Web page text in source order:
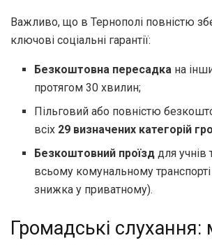
Важливо, що в Тернополі повністю
ключові соціальні гарантії:
Безкоштовна пересадка на
протягом 30 хвилин;
Пільговий або повністю
всіх 29 визначених категорій
Безкоштовний проїзд для учнів
всьому комунальному транспорті
знижка у приватному).
Громадські слухання: